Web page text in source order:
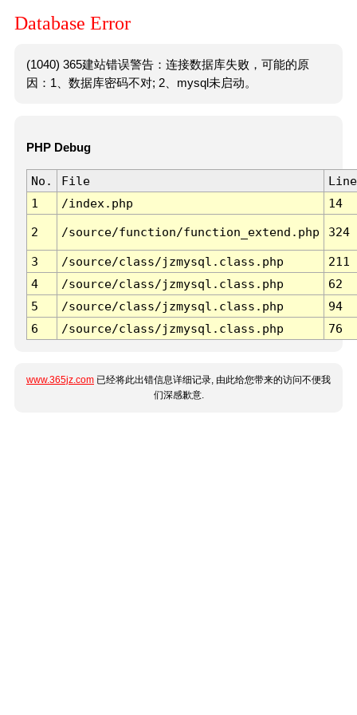
Database Error
(1040) 365建站错误警告：连接数据库失败，可能的原
因：1、数据库密码不对; 2、mysql未启动。
PHP Debug
No. File
Line
1
/index.php 14
2 /source/function/function_extend.php 324
3 /source/class/jzmysql.class.php
211
4
/source/class/jzmysql.class.php
62
5
/source/class/jzmysql.class.php
94
6
/source/class/jzmysql.class.php 76
www.365jz.com 已经将此出错信息详细记录, 由此给您带来的访问不便我
们深感歉意.